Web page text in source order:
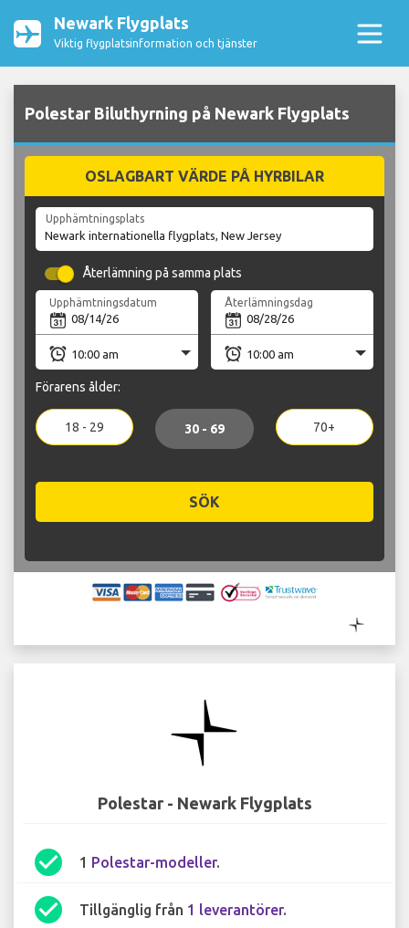
Newark Flygplats
Viktig flygplatsinformation och tjänster
Polestar Biluthyrning på Newark Flygplats
OSLAGBART VÄRDE PÅ HYRBILAR
Upphämtningsplats
Återlämning på samma plats
Upphämtningsdatum Återlämningsdag
Förarens ålder:
18 - 29 30 - 69 70+
SÖK
Polestar - Newark Flygplats
check_circle 1 Polestar-modeller.
check_circle Tillgänglig från 1 leverantörer.